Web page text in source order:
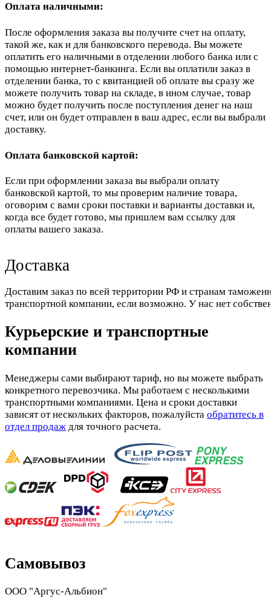
Оплата наличными:
После оформления заказа вы получите счет на оплату,
такой же, как и для банковского перевода. Вы можете
оплатить его наличными в отделении любого банка или с
помощью интернет-банкинга. Если вы оплатили заказ в
отделении банка, то с квитанцией об оплате вы сразу же
можете получить товар на складе, в ином случае, товар
можно будет получить после поступления денег на наш
счет, или он будет отправлен в ваш адрес, если вы выбрали
доставку.
Оплата банковской картой:
Если при оформлении заказа вы выбрали оплату
банковской картой, то мы проверим наличие товара,
оговорим с вами сроки поставки и варианты доставки и,
когда все будет готово, мы пришлем вам ссылку для
оплаты вашего заказа.
Доставка
Доставим заказ по всей территории РФ и странам
транспортной компании, если возможно. У нас нет
Курьерские и транспортные
компании
Менеджеры сами выбирают тариф, но вы можете выбрать
конкретного перевозчика. Мы работаем с несколькими
транспортными компаниями. Цена и сроки доставки
зависят от нескольких факторов, пожалуйста обратитесь в
отдел продаж для точного расчета.
Самовывоз
ООО "Аргус-Альбион"